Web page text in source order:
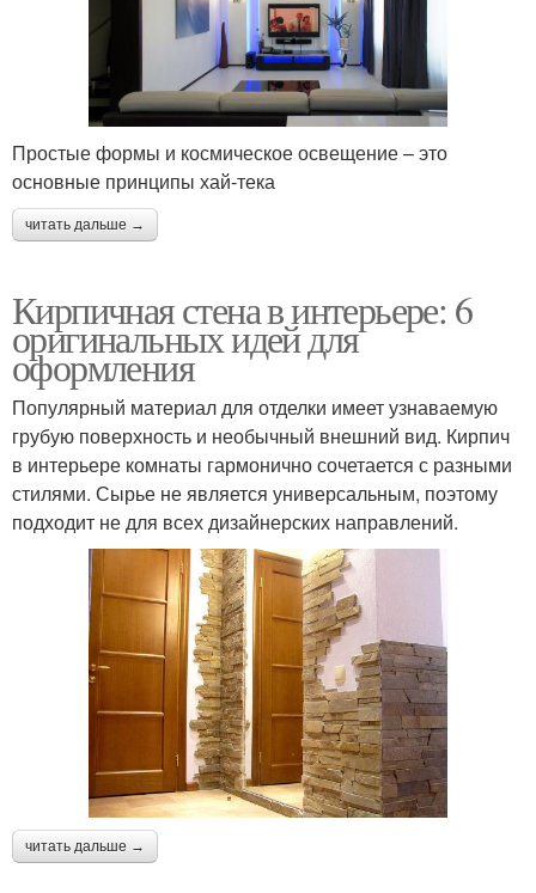
Простые формы и космическое освещение – это
основные принципы хай-тека
читать дальше →
Кирпичная стена в интерьере: 6
оригинальных идей для
оформления
Популярный материал для отделки имеет узнаваемую
грубую поверхность и необычный внешний вид. Кирпич
в интерьере комнаты гармонично сочетается с разными
стилями. Сырье не является универсальным, поэтому
подходит не для всех дизайнерских направлений.
читать дальше →